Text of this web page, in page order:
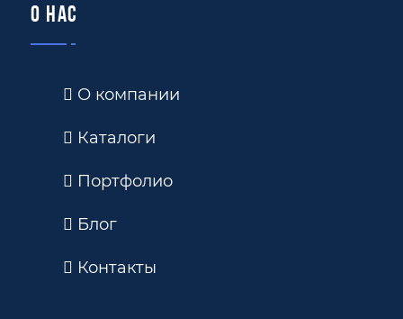
О нас
О компании
Каталоги
Портфолио
Блог
Контакты